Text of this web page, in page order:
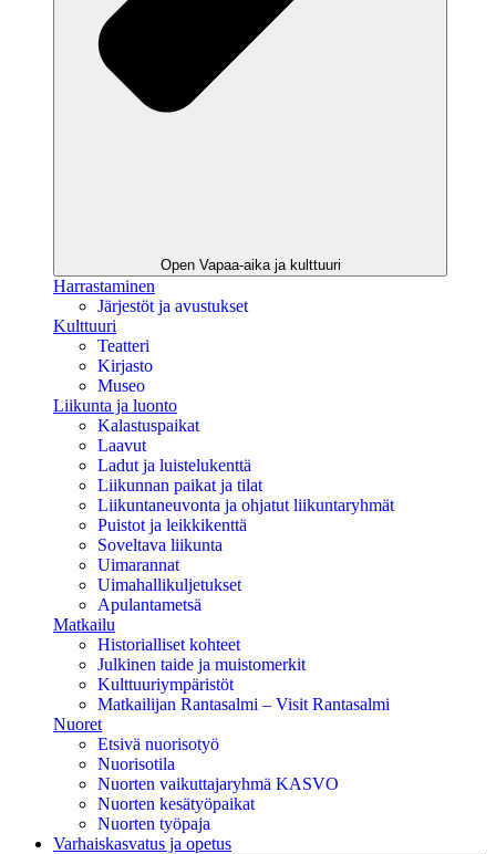
Open Vapaa-aika ja kulttuuri
Harrastaminen
Järjestöt ja avustukset
Kulttuuri
Teatteri
Kirjasto
Museo
Liikunta ja luonto
Kalastuspaikat
Laavut
Ladut ja luistelukenttä
Liikunnan paikat ja tilat
Liikuntaneuvonta ja ohjatut liikuntaryhmät
Puistot ja leikkikenttä
Soveltava liikunta
Uimarannat
Uimahallikuljetukset
Apulantametsä
Matkailu
Historialliset kohteet
Julkinen taide ja muistomerkit
Kulttuuriympäristöt
Matkailijan Rantasalmi – Visit Rantasalmi
Nuoret
Etsivä nuorisotyö
Nuorisotila
Nuorten vaikuttajaryhmä KASVO
Nuorten kesätyöpaikat
Nuorten työpaja
Varhaiskasvatus ja opetus